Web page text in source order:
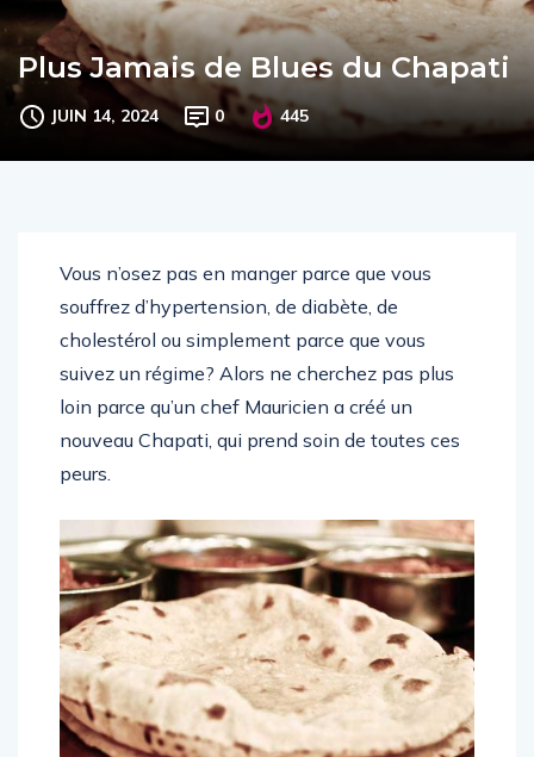
Plus Jamais de Blues du Chapati
JUIN 14, 2024 0 445
Vous n’osez pas en manger parce que vous
souffrez d’hypertension, de diabète, de
cholestérol ou simplement parce que vous
suivez un régime? Alors ne cherchez pas plus
loin parce qu’un chef Mauricien a créé un
nouveau Chapati, qui prend soin de toutes ces
peurs.